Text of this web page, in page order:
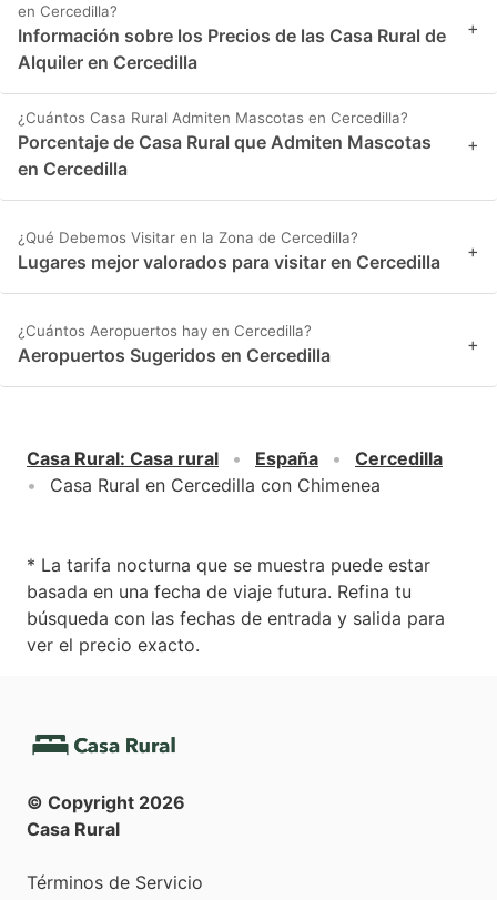
en Cercedilla?
Información sobre los Precios de las Casa Rural de
Alquiler en Cercedilla
+
¿Cuántos Casa Rural Admiten Mascotas en Cercedilla?
Porcentaje de Casa Rural que Admiten Mascotas
en Cercedilla
+
¿Qué Debemos Visitar en la Zona de Cercedilla?
Lugares mejor valorados para visitar en Cercedilla +
¿Cuántos Aeropuertos hay en Cercedilla?
Aeropuertos Sugeridos en Cercedilla +
Casa Rural: Casa rural España
Cercedilla
Casa Rural en Cercedilla con Chimenea
* La tarifa nocturna que se muestra puede estar
basada en una fecha de viaje futura. Refina tu
búsqueda con las fechas de entrada y salida para
ver el precio exacto.
© Copyright 2026
Casa Rural
Términos de Servicio